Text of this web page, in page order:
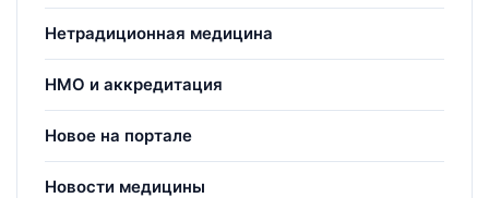
Нетрадиционная медицина
НМО и аккредитация
Новое на портале
Новости медицины